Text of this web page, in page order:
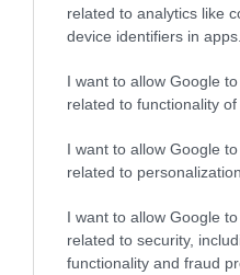
related to analytics like
device identifiers in apps.
I want to allow Google
related to functionality
I want to allow Google
related to personalization.
I want to allow Google
related to security,
functionality and fraud
Tovább növekedett
Model X hatótávja